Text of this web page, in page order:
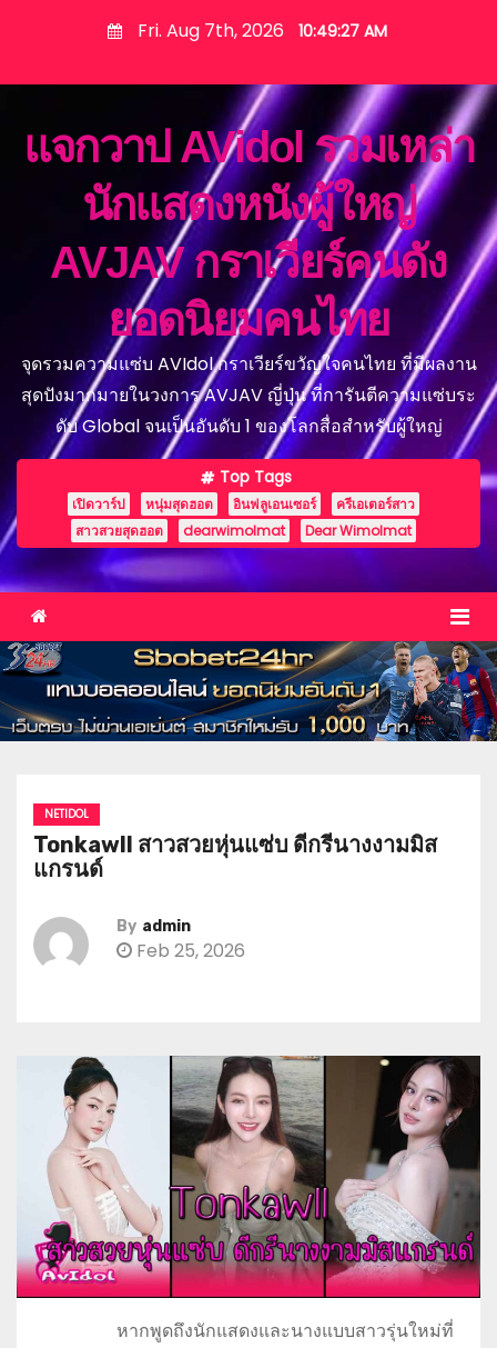
Fri. Aug 7th, 2026 10:49:29 AM
แจกวาป AVidol รวมเหล่า
นักแสดงหนังผู้ใหญ่
AVJAV กราเวียร์คนดัง
ยอดนิยมคนไทย
จุดรวมความแซ่บ AVIdol กราเวียร์ขวัญใจคนไทย ที่มีผลงาน
สุดปังมากมายในวงการ AVJAV ญี่ปุ่น ที่การันตีความแซ่บระ
ดับ Global จนเป็นอันดับ 1 ของโลกสื่อสำหรับผู้ใหญ่
Top Tags
เปิดวาร์ป หนุ่มสุดฮอต อินฟลูเอนเซอร์
ครีเอเตอร์สาว
สาวสวยสุดฮอต
dearwimolmat Dear Wimolmat
NETIDOL
Tonkawll สาวสวยหุ่นแซ่บ ดีกรีนางงามมิส
แกรนด์
By admin
Feb 25, 2026
หากพูดถึงนักแสดงและนางแบบสาวรุ่นใหม่ที่